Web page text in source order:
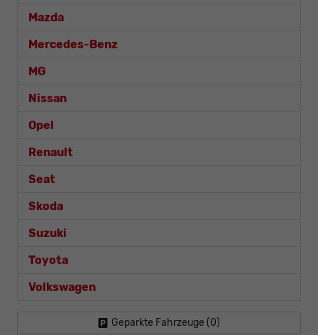
Mazda
Mercedes-Benz
MG
Nissan
Opel
Renault
Seat
Skoda
Suzuki
Toyota
Volkswagen
Geparkte Fahrzeuge (0)